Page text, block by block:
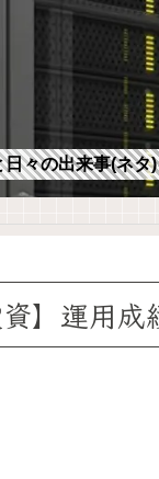
日々の出来事(ネ
資】運用